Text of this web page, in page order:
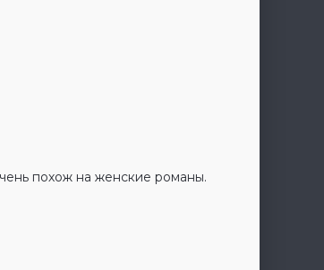
похож на женские романы.